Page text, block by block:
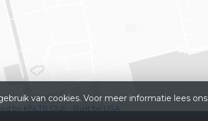
by KNLTB.Club - Built by LISA
van cookies. Voor meer informatie lees ons